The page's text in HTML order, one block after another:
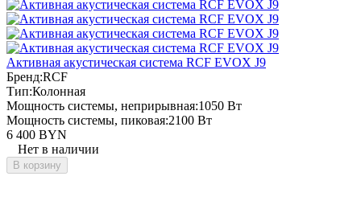
Активная акустическая система RCF EVOX J9
Бренд:RCF
Тип:Колонная
Мощность системы, неприрывная:1050 Вт
Мощность системы, пиковая:2100 Вт
6 400 BYN
Нет в наличии
В корзину